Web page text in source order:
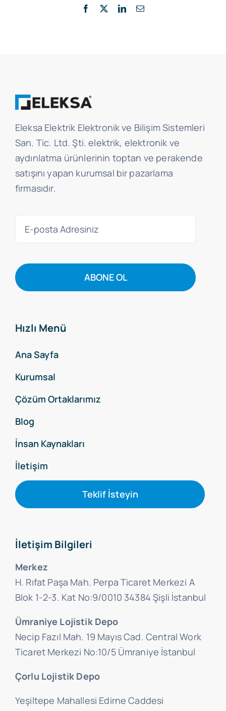
Facebook LinkedIn
E-
Eleksa Elektrik Elektronik ve Bilişim Sistemleri
San. Tic. Ltd. Şti. elektrik, elektronik ve
aydınlatma ürünlerinin toptan ve perakende
satışını yapan kurumsal bir pazarlama
firmasıdır.
ABONE OL
Hızlı Menü
Ana Sayfa
Kurumsal
Çözüm Ortaklarımız
Blog
İnsan Kaynakları
İletişim
Teklif İsteyin
İletişim Bilgileri
Merkez
H. Rıfat Paşa Mah. Perpa Ticaret Merkezi A
Blok 1-2-3. Kat No:9/0010 34384 Şişli İstanbul
Ümraniye Lojistik Depo
Necip Fazıl Mah. 19 Mayıs Cad. Central Work
Ticaret Merkezi No:10/5 Ümraniye İstanbul
Çorlu Lojistik Depo
Yeşiltepe Mahallesi Edirne Caddesi